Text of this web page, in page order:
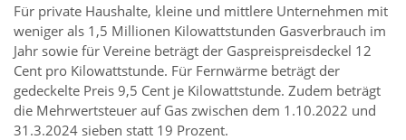
Für private Haushalte, kleine und mittlere Unternehmen mit
weniger als 1,5 Millionen Kilowattstunden Gasverbrauch im
Jahr sowie für Vereine beträgt der Gaspreispreisdeckel 12
Cent pro Kilowattstunde. Für Fernwärme beträgt der
gedeckelte Preis 9,5 Cent je Kilowattstunde. Zudem beträgt
die Mehrwertsteuer auf Gas zwischen dem 1.10.2022 und
31.3.2024 sieben statt 19 Prozent.